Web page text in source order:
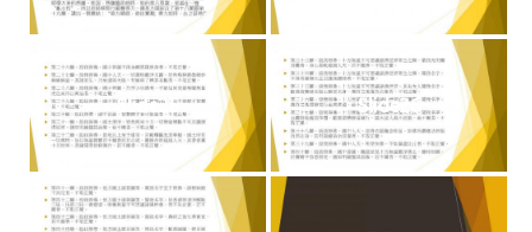
Slide25 Slide26